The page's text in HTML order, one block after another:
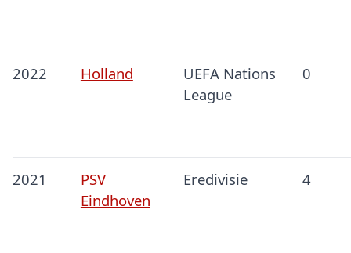
2022 Holland
UEFA Nations
League
0
2021
PSV
Eindhoven
Eredivisie 4